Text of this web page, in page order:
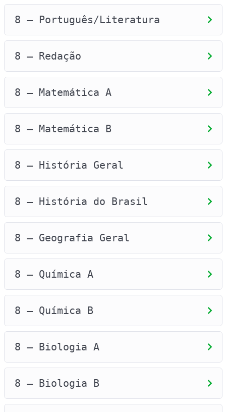
8 – Português/Literatura
8 – Redação
8 – Matemática A
8 – Matemática B
8 – História Geral
8 – História do Brasil
8 – Geografia Geral
8 – Química A
8 – Química B
8 – Biologia A
8 – Biologia B